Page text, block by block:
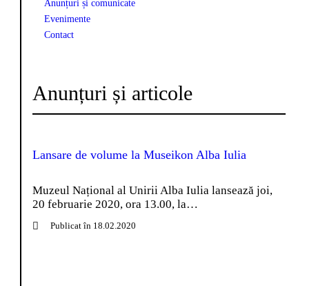
Anunțuri și comunicate
Evenimente
Contact
Anunțuri și articole
Lansare de volume la Museikon Alba Iulia
Muzeul Național al Unirii Alba Iulia lansează joi,
20 februarie 2020, ora 13.00, la…
Publicat în 18.02.2020